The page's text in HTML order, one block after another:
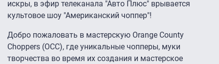
искры, в эфир телеканала "Авто Плюс" врывается
культовое шоу "Американский чоппер"!
Добро пожаловать в мастерскую Orange County
Choppers (OCC), где уникальные чопперы, муки
творчества во время их создания и мастерское